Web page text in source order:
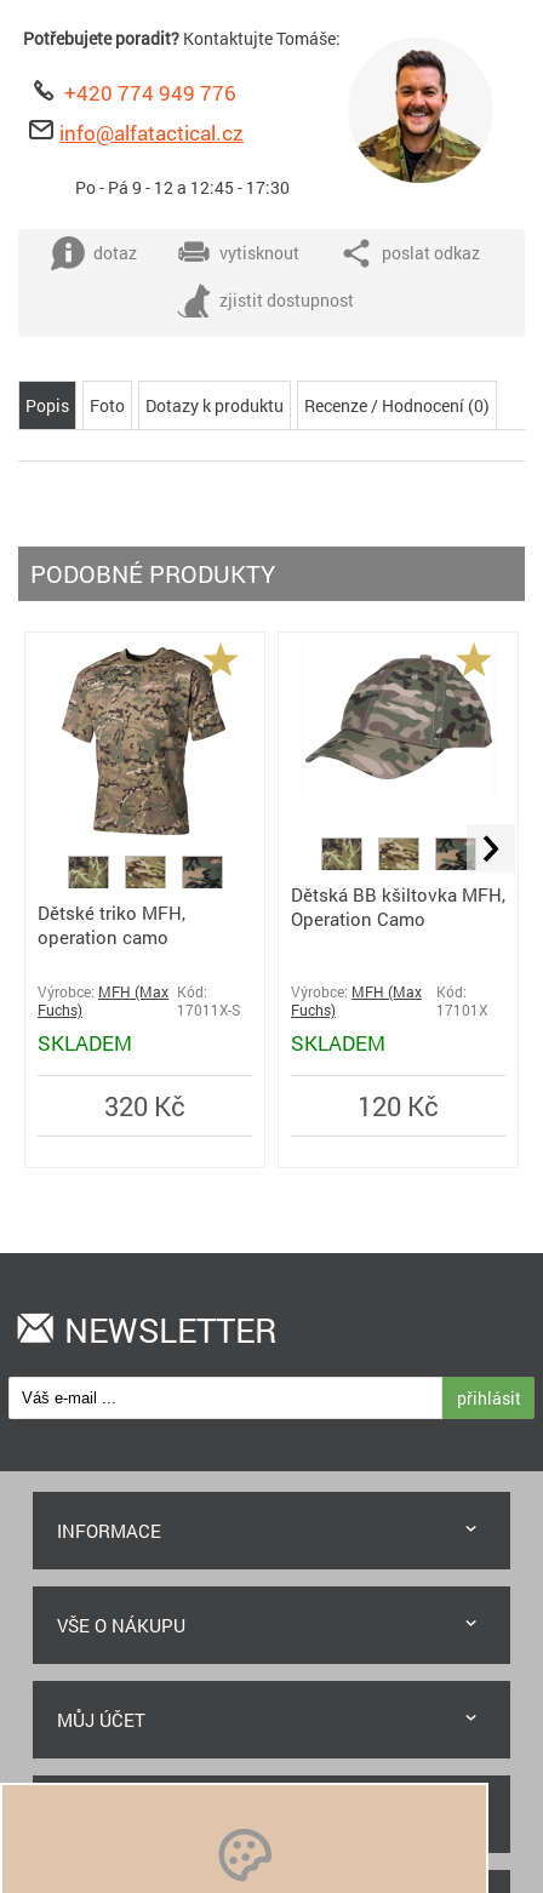
Potřebujete poradit? Kontaktujte Tomáše:
+420 774 949 776
info@alfatactical.cz
Po - Pá 9 - 12 a 12:45 - 17:30
dotaz vytisknout poslat odkaz
zjistit dostupnost
Popis Foto Dotazy k produktu Recenze / Hodnocení (0)
PODOBNÉ PRODUKTY
Dětské triko MFH,
operation camo
Výrobce: MFH (Max
Fuchs)
Kód:
17011X-S
SKLADEM
320 Kč
Dětská BB kšiltovka MFH,
Operation Camo
Výrobce: MFH (Max
Fuchs)
Kód:
17101X
SKLADEM
120 Kč
NEWSLETTER
přihlásit
INFORMACE
VŠE O NÁKUPU
MŮJ ÚČET